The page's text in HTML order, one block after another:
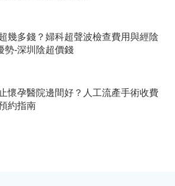
幾多錢？婦科超聲波檢查費用與經陰
勢-深圳陰超價錢
懷孕醫院邊間好？人工流產手術收費
約指南